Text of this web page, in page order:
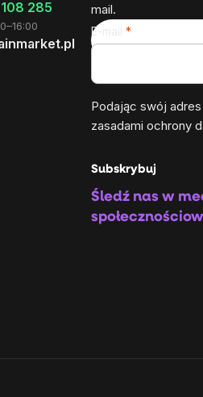
285
mail.
E-mail
Podając swój
zasadami ochrony
Subskrybuj
Śledź nas w